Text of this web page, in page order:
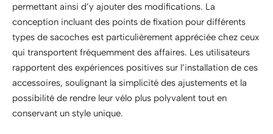
permettant ainsi d’y ajouter des modifications. La
conception incluant des points de fixation pour différents
types de sacoches est particulièrement appréciée chez ceux
qui transportent fréquemment des affaires. Les utilisateurs
rapportent des expériences positives sur l’installation de ces
accessoires, soulignant la simplicité des ajustements et la
possibilité de rendre leur vélo plus polyvalent tout en
conservant un style unique.